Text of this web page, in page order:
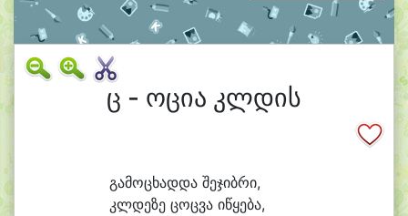
ც - ოცია კლდის
გამოცხადდა შეჯიბრი,
კლდეზე ცოცვა იწყება,